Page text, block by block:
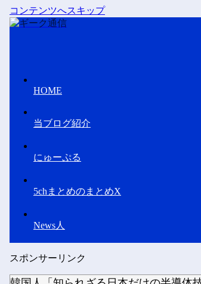
コンテンツへスキップ
HOME
当ブログ紹介
にゅーぷる
5chまとめのまとめX
News人
スポンサーリンク